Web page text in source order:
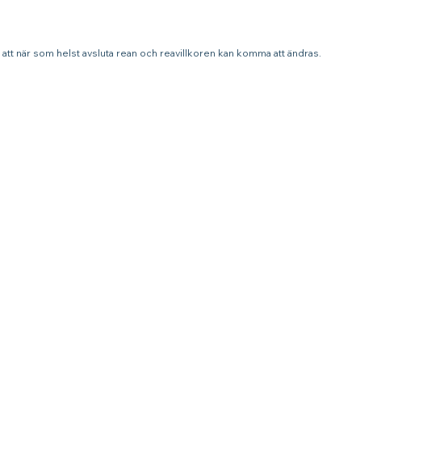
när som helst avsluta rean och reavillkoren kan komma att ändras.